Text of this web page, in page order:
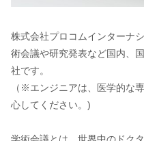
株式会社プロコムインターナ
術会議や研究発表など国内、
社です。
（※エンジニアは、医学的な
心してください。)